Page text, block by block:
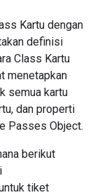
Kartu dengan
definisi
Class Kartu
menetapkan
semua kartu
dan properti
Passes Object.
berikut
tiket